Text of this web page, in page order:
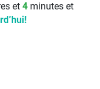
et 4 minutes et